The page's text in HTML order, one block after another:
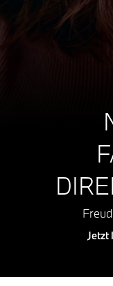
Jetzt